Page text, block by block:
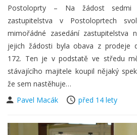
Postoloprty – Na žádost sedmi
zastupitelstva v Postoloprtech
mimořádné zasedání zastupitelstva
jejich žádosti byla obava z prodeje
172. Ten je v podstatě ve středu
stávajícího majitele koupil nějaký
že sem nastěhuje…
Pavel Macák
před 14 lety